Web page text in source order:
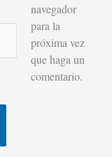
navegador
para la
próxima vez
que haga un
comentario.